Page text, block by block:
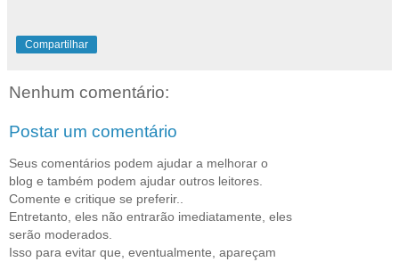
Compartilhar
Nenhum comentário:
Postar um comentário
Seus comentários podem ajudar a melhorar o
blog e também podem ajudar outros leitores.
Comente e critique se preferir..
Entretanto, eles não entrarão imediatamente, eles
serão moderados.
Isso para evitar que, eventualmente, apareçam